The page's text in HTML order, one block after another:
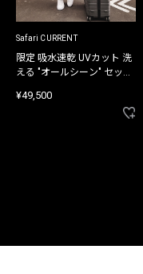
Safari CURRENT
限定 吸水速乾 UVカット 洗
える "オールシーン" セット
¥49,500